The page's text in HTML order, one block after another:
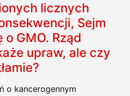
licznych
Sejm
o GMO. Rząd
upraw, ale czy
o kancerogennym